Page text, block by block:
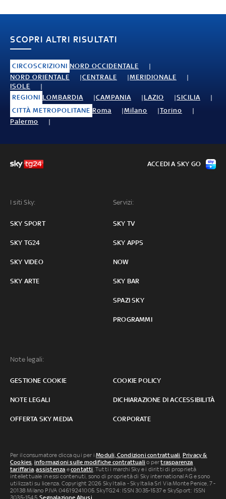
SCOPRI ALTRI RISULTATI
CIRCOSCRIZIONI NORD OCCIDENTALE
NORD ORIENTALE
CENTRALE
MERIDIONALE
ISOLE
REGIONI LOMBARDIA CAMPANIA LAZIO
SICILIA
CITTÀ METROPOLITANE Roma Milano
Torino
Palermo
I siti Sky:
SKY SPORT
SKY TG24
SKY VIDEO
SKY ARTE
Servizi:
SKY TV
SKY APPS
NOW
SKY BAR
SPAZI SKY
PROGRAMMI
Note legali:
GESTIONE COOKIE COOKIE POLICY
NOTE LEGALI DICHIARAZIONE DI ACCESSIBILITÀ
OFFERTA SKY MEDIA CORPORATE
ACCEDI A SKY GO
Per il consumatore clicca qui per iModuli, Condizioni contrattuali, Privacy &
Cookies, informazioni sulle modifiche contrattuali o pertrasparenza
tariffaria,assistenza econtatti. Tutti i marchi Sky e i diritti di proprietà
intellettuale in essi contenuti, sono di proprietà di Sky international AG e sono
utilizzati su licenza. Copyright 2026 Sky Italia - Sky Italia Srl Via Monte Penice, 7 -
20138 Milano P.IVA 04619241005. SkyTG24: ISSN 3035-1537 e SkySport: ISSN
3035-1545.Segnalazione Abusi